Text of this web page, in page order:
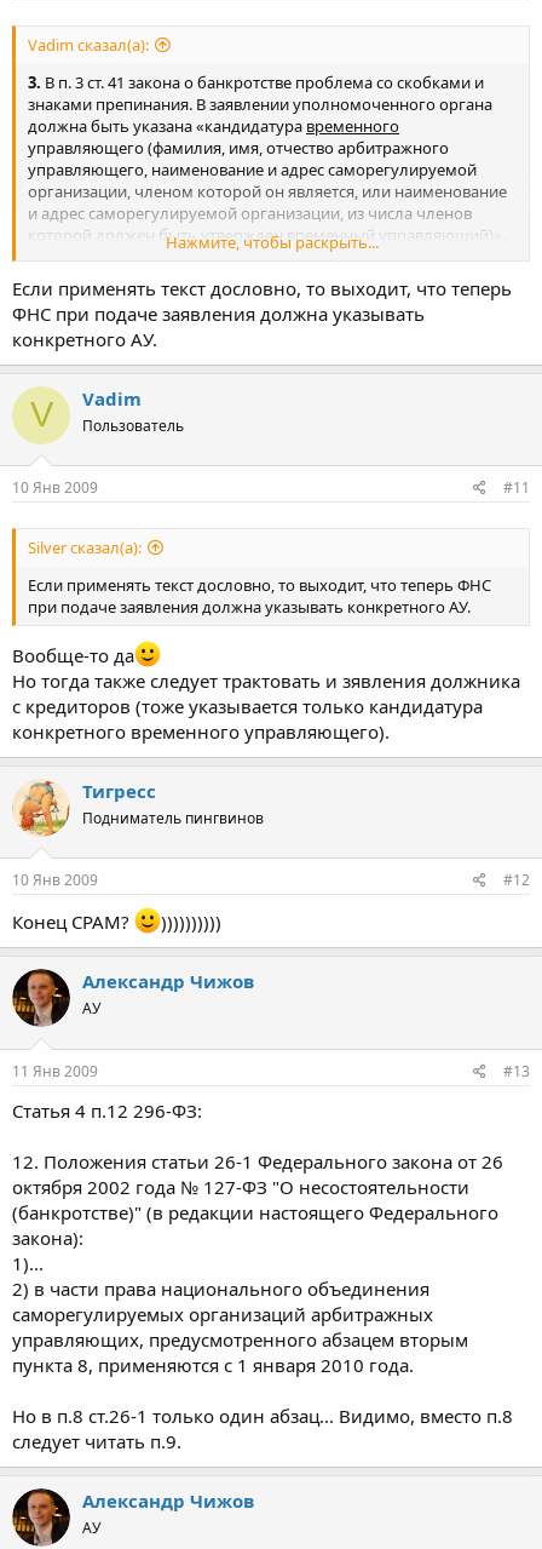
Vadim сказал(а):
3. В п. 3 ст. 41 закона о банкротстве проблема со скобками и
знаками препинания. В заявлении уполномоченного органа
должна быть указана «кандидатура временного
управляющего (фамилия, имя, отчество арбитражного
управляющего, наименование и адрес саморегулируемой
организации, членом которой он является, или наименование
и адрес саморегулируемой организации, из числа членов
которой должен быть утвержден временный управляющий)».
Более грамотно было бы написать «кандидатура временного
управляющего, наименование и адрес саморегулируемой
организации, членом которой он является)или наименование
и адрес саморегулируемой организации, из числа членов
которой должен быть утвержден временный управляющий».
Тогда по смыслу всё верно - должна быть указана или
кандидатура, или СРО. То же самое в п. 2 ст. 37 и в п. 2 ст. 39.
Нажмите, чтобы раскрыть...
Если применять текст дословно, то выходит, что теперь
ФНС при подаче заявления должна указывать
конкретного АУ.
V Vadim
Пользователь
10 Янв 2009 #11
Silver сказал(а):
Если применять текст дословно, то выходит, что теперь ФНС
при подаче заявления должна указывать конкретного АУ.
Вообще-то да
Но тогда также следует трактовать и зявления должника
с кредиторов (тоже указывается только кандидатура
конкретного временного управляющего).
Тигресс
Подниматель пингвинов
10 Янв 2009 #12
Конец СРАМ? ))))))))))
Александр Чижов
АУ
11 Янв 2009 #13
Статья 4 п.12 296-ФЗ:
12. Положения статьи 26-1 Федерального закона от 26
октября 2002 года № 127-ФЗ "О несостоятельности
(банкротстве)" (в редакции настоящего Федерального
закона):
1)...
2) в части права национального объединения
саморегулируемых организаций арбитражных
управляющих, предусмотренного абзацем вторым
пункта 8, применяются с 1 января 2010 года.
Но в п.8 ст.26-1 только один абзац... Видимо, вместо п.8
следует читать п.9.
Александр Чижов
АУ